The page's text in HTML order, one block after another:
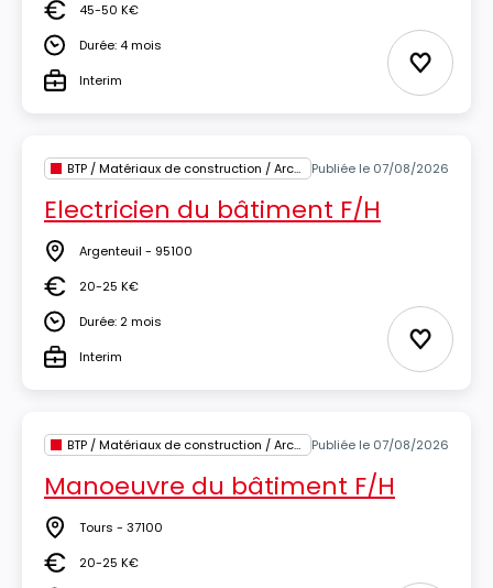
Salaire45-50 K€
DuréeDurée: 4 mois
TypeInterim Ajouter
BTP / Matériaux de construction / Architecture Publiée le 07/08/2026
Electricien du bâtiment F/H
Lieu Argenteuil - 95100
Salaire20-25 K€
DuréeDurée: 2 mois
TypeInterim Ajouter
BTP / Matériaux de construction / Architecture Publiée le 07/08/2026
Manoeuvre du bâtiment F/H
Lieu Tours - 37100
Salaire20-25 K€